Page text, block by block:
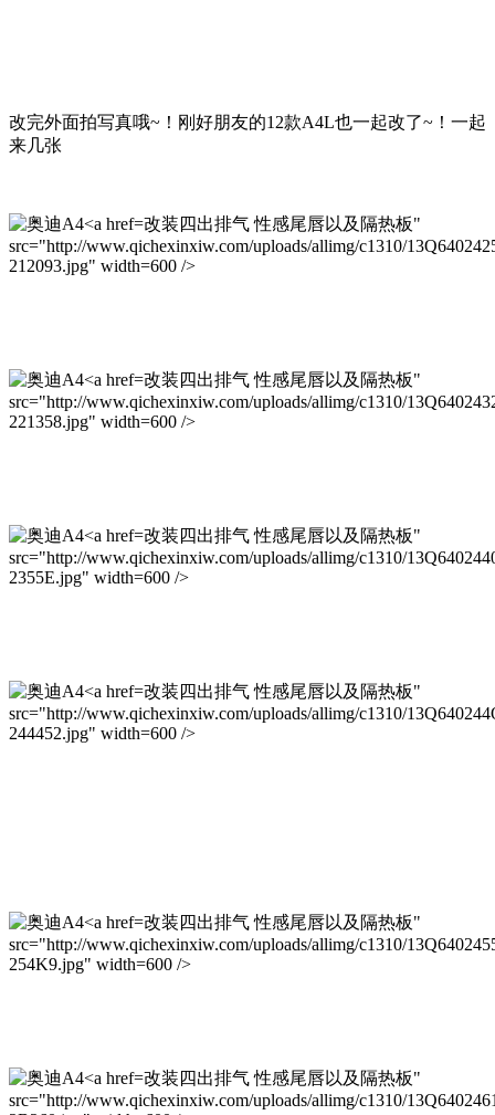
改完外面拍写真哦~！刚好朋友的12款A4L也一起改了~！一起
来几张
改装四出排气 性感尾唇以及隔热板"
src="http://www.qichexinxiw.com/uploads/allimg/c1310/
212093.jpg" width=600 />
改装四出排气 性感尾唇以及隔热板"
src="http://www.qichexinxiw.com/uploads/allimg/c1310/
221358.jpg" width=600 />
改装四出排气 性感尾唇以及隔热板"
src="http://www.qichexinxiw.com/uploads/allimg/c1310/
2355E.jpg" width=600 />
改装四出排气 性感尾唇以及隔热板"
src="http://www.qichexinxiw.com/uploads/allimg/c1310/
244452.jpg" width=600 />
改装四出排气 性感尾唇以及隔热板"
src="http://www.qichexinxiw.com/uploads/allimg/c1310/
254K9.jpg" width=600 />
改装四出排气 性感尾唇以及隔热板"
src="http://www.qichexinxiw.com/uploads/allimg/c1310/